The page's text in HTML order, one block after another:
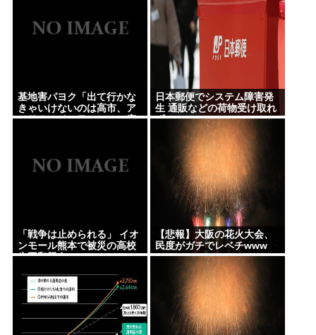
基地害パヨク「出て行かな
きゃいけないのは高市、ア
メリカ、イスラエル」→広
日本郵便でシステム障害発
生 通販などの荷物受け取れ
ず
「戦争は止められる」 イオ
ンモール熊本で被災の高校
生平和誓う
【悲報】大阪の花火大会、
民度がガチでレベチwww